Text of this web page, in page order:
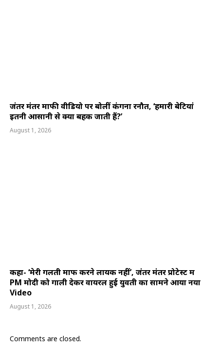
जंतर मंतर माफी वीडियो पर बोलीं कंगना रनौत, ‘हमारी बेटियां
इतनी आसानी से क्यों बहक जाती हैं?’
August 1, 2026
कहा- ‘मेरी गलती माफ करने लायक नहीं’, जंतर मंतर प्रोटेस्ट में
PM मोदी को गाली देकर वायरल हुई युवती का सामने आया नया
Video
August 1, 2026
Comments are closed.